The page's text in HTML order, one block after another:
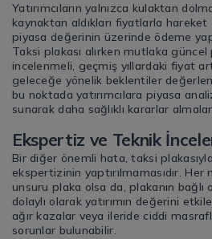
Yatırımcıların yalnızca kulaktan
kaynaktan aldıkları fiyatlarla
piyasa değerinin üzerinde ödeme
Taksi plakası alırken mutlaka
incelenmeli, geçmiş yıllardaki fiyat
geleceğe yönelik beklentiler
bu noktada yatırımcılara piyasa
sunarak daha sağlıklı kararlar
Ekspertiz ve Teknik
Bir diğer önemli hata, taksi
ekspertizinin yaptırılmamasıdır. Her
unsuru plaka olsa da, plakanın bağlı
dolaylı olarak yatırımın değerini
ağır kazalar veya ileride ciddi
sorunlar bulunabilir.